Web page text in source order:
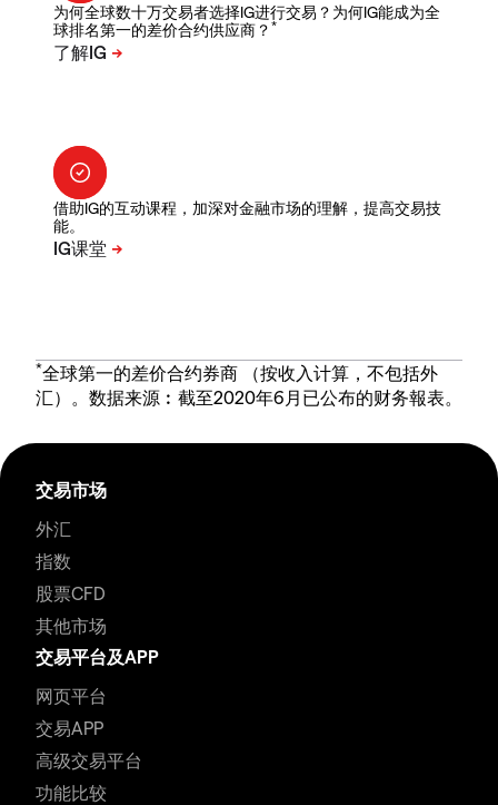
为何全球数十万交易者选择IG进行交易？为何IG能成为全
球排名第一的差价合约供应商？ *
借助IG的互动课程，加深对金融市场的理解，提高交易技
能。
*全球第一的差价合约券商 （按收入计算，不包括外
汇）。数据来源︰截至2020年6月已公布的财务報表。
交易市场
外汇
指数
股票CFD
其他市场
交易平台及APP
网页平台
交易APP
高级交易平台
功能比较